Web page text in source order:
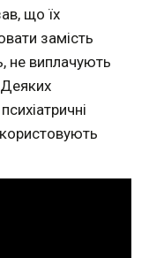
що їх
замість
не виплачують
Деяких